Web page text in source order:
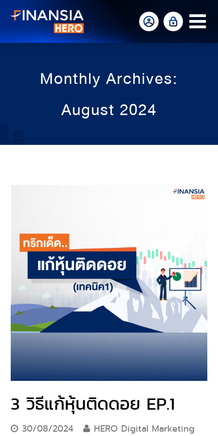
Monthly Archives:
August 2024
3 วิธีแก้หุ้นติดดอย EP.1
30/08/2024
HERO Digital Marketing